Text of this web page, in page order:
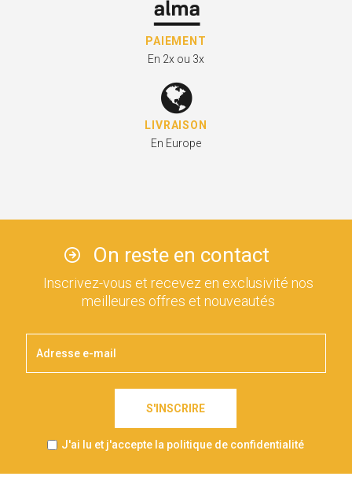
PAIEMENT
En 2x ou 3x
LIVRAISON
En Europe
On reste en contact
Inscrivez-vous et recevez en exclusivité nos
meilleures offres et nouveautés
S'INSCRIRE
J'ai lu et j'accepte la politique de confidentialité